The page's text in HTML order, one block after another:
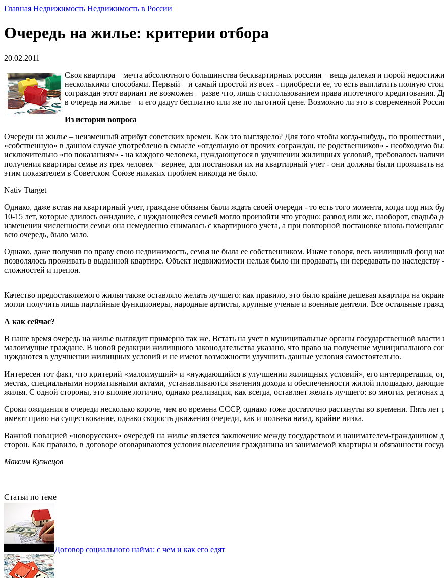
Главная Недвижимость Недвижимость в России
Очередь на жилье: критерии отбора
20.02.2011
Своя квартира – мечта абсолютного большинства бесквартирных россиян – вещь далекая и порой
несколькими способами. Первый – и самый простой из всех - приобрести ее, то есть выплатить полную
сограждан этот вариант не возможен – разве что, лишь с использованием права ипотечного
в очередь на жилье – и его дадут бесплатно или же по льготной цене. Возможно ли это в современной
Из истории вопроса
Очереди на жилье – неизменный атрибут советских времен. Как это выглядело? Для того чтобы когда-нибудь, по
«собственную» в данном случае употреблено в смысле «отдельную от прочих сограждан, не родственников» - необходимо
исключительно «по показаниям» - на каждого человека, нуждающегося в улучшении жилищных условий, требовалось
получения квартиры семье из трех человек – вернее, для постановки их на квартирный учет - они должны были проживать
этим показателем в Советском Союзе никаких проблем никогда не было.
Nativ Ttarget
Однако, даже встав на квартирный учет, граждане обязаны были ждать своей очереди - то есть того момента, когда под них
10-15 лет, которые длилось ожидание, с нуждающейся семьей могло произойти что угодно: развод или же, наоборот,
изменении численности семьи она немедленно снималась с квартирного учета, а при повторной постановке вновь
всю очередь, было мало.
Однако, даже получив по праву свою недвижимость, семья не была ее собственником. Иначе говоря, весь жилищный фонд
позволялось проживать в выданной квартире. Объект недвижимости нельзя было ни продавать, ни передавать по
сложностей и препон.
Качество предоставляемого жилья также оставляло желать лучшего: как правило, это было крайне дешевая квартира на
могли получить лишь партийные функционеры, народные артисты, крупные ученые и военные деятели. Все остальные
А как сейчас?
В наше время очередь на жилье выглядит примерно так же. Встать на учет в муниципальные органы государственной
малоимущие граждане. В новой редакции жилищного законодательства указано, что право на получение муниципального
нуждаются в улучшении жилищных условий и не имеют возможности улучшить данные условия самостоятельно.
Интересен тот факт, что критерий «малоимущий» и «нуждающийся в улучшении жилищных условий», его интерпретация,
местах, специальными нормативными актами, устанавливаются значения дохода и обеспеченности жилой площадью, дающие
жилья. С одной стороны, это вполне логично, однако реализация, как всегда, оставляет желать лучшего: во многих
Сроки ожидания в очереди несколько короче, чем во времена СССР, однако тоже достаточно растянуты во времени. Пять
имеют право на существование, однако скорость движения очереди, как и полвека назад, крайне низка.
Важной новацией «новорусских» очередей на жилье является заключение между государством и нанимателем-гражданином
сторон. Как правило, в договоре оговариваются условия выселения гражданина из занимаемой квартиры и обязанности
Максим Кузнецов
Статьи по теме
Договор социального найма: с чем и как его едят